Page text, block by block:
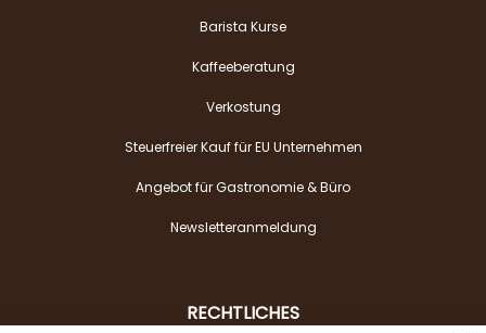
Barista Kurse
Kaffeeberatung
Verkostung
Steuerfreier Kauf für EU Unternehmen
Angebot für Gastronomie & Büro
Newsletteranmeldung
RECHTLICHES